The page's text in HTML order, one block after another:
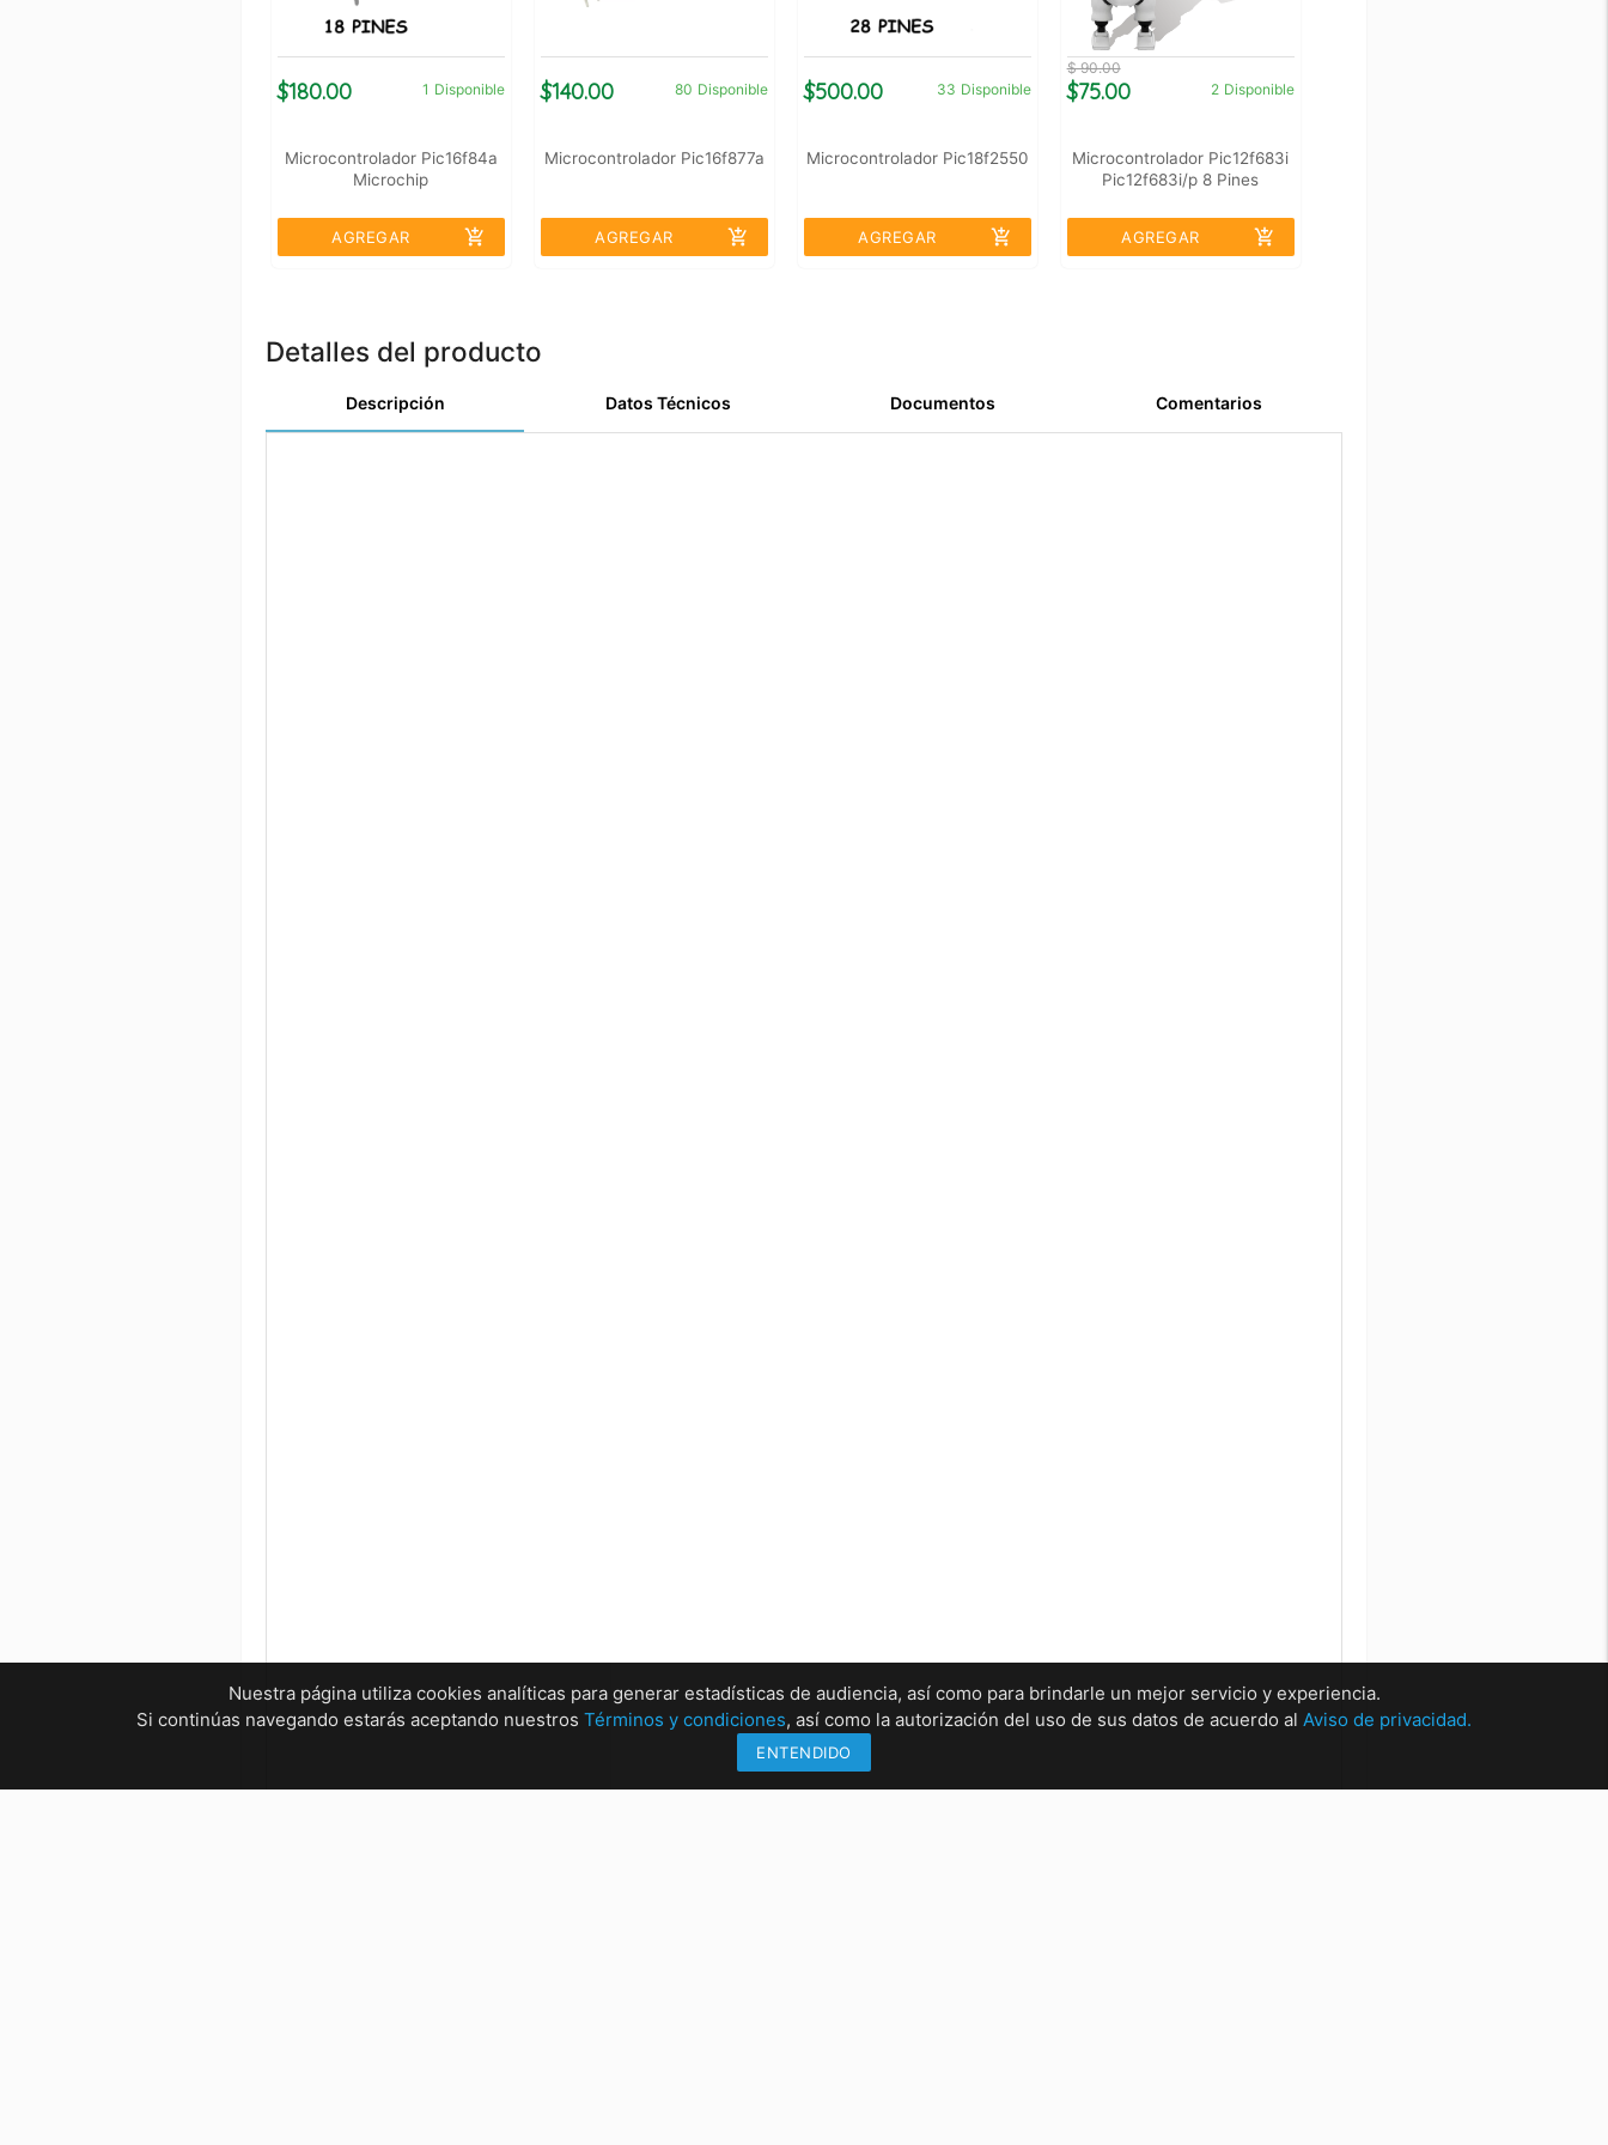
$180.00 1 Disponible
Microcontrolador Pic16f84a
Microchip
AGREGAR add_shopping_cart
$140.00 80 Disponible
Microcontrolador Pic16f877a
AGREGAR add_shopping_cart
$500.00 33 Disponible
Microcontrolador Pic18f2550
AGREGAR add_shopping_cart
$ 90.00
$75.00 2 Disponible
Microcontrolador Pic12f683i
Pic12f683i/p 8 Pines
AGREGAR add_shopping_cart
Detalles del producto
Descripción Datos Técnicos Documentos Comentarios
Nuestra página utiliza cookies analíticas para generar estadísticas de audiencia, así como para brindarle un mejor servicio y experiencia.
Si continúas navegando estarás aceptando nuestros Términos y condiciones, así como la autorización del uso de sus datos de acuerdo al Aviso de privacidad.
ENTENDIDO